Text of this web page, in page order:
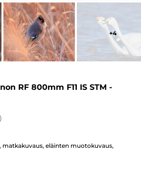
+4
RF 800mm F11 IS STM -
matkakuvaus, eläinten muotokuvaus,